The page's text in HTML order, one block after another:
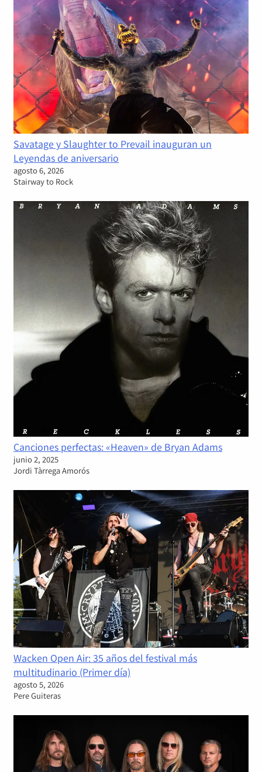
Savatage y Slaughter to Prevail inauguran un
Leyendas de aniversario
agosto 6, 2026
Stairway to Rock
Canciones perfectas: «Heaven» de Bryan Adams
junio 2, 2025
Jordi Tàrrega Amorós
Wacken Open Air: 35 años del festival más
multitudinario (Primer día)
agosto 5, 2026
Pere Guiteras